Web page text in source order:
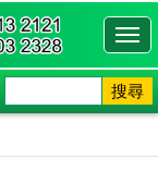
搜尋